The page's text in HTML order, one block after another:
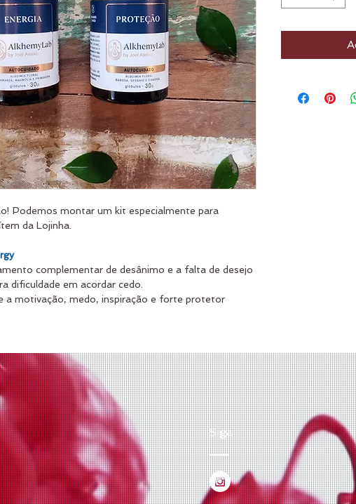
Podemos montar um kit especialmente para
da Lojinha.
complementar de desânimo e a falta de desejo
dificuldade em acordar cedo.
a motivação, medo, inspiração e forte protetor
Siga